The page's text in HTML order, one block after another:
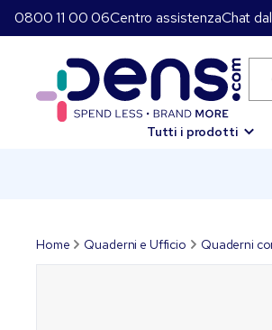
0800 11 00 06Centro assistenzaChat
Tutti i prodotti
Home Quaderni e Ufficio Quaderni